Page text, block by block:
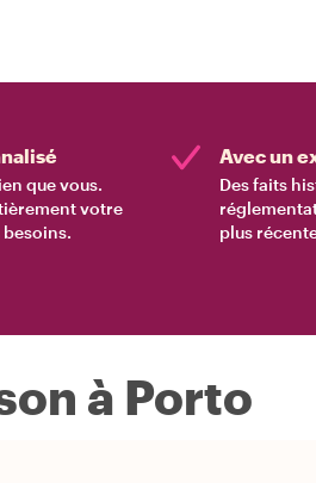
que vous.
votre
Avec un
Des faits
plus
à Porto